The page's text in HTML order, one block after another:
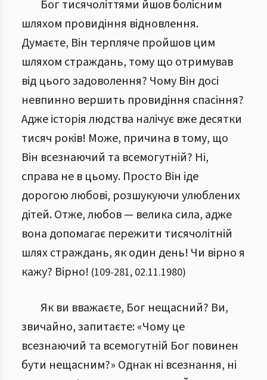
Бог тисячоліттями йшов болісним
шляхом провидіння відновлення.
Думаєте, Він терпляче пройшов цим
шляхом страждань, тому що отримував
від цього задоволення? Чому Він досі
невпинно вершить провидіння спасіння?
Адже історія людства налічує вже десятки
тисяч років! Може, причина в тому, що
Він всезнаючий та всемогутній? Ні,
справа не в цьому. Просто Він іде
дорогою любові, розшукуючи улюблених
дітей. Отже,любов — велика сила, адже
вона допомагає пережити тисячолітній
шлях страждань, як один день! Чи вірно я
кажу? Вірно! (109-281, 02.11.1980)
Як ви вважаєте, Бог нещасний? Ви,
звичайно, запитаєте: «Чому це
всезнаючий та всемогутній Бог повинен
бути нещасним?» Однак ні всезнання, ні